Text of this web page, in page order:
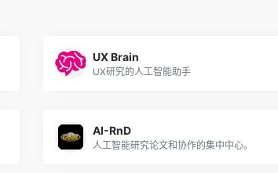
UX Brain
UX研究的人工智能助手
AI-RnD
人工智能研究论文和协作的集中中心。